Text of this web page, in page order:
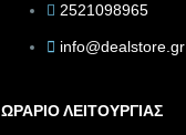
2521098965
info@dealstore.gr
ΩΡΑΡΙΟ ΛΕΙΤΟΥΡΓΙΑΣ​